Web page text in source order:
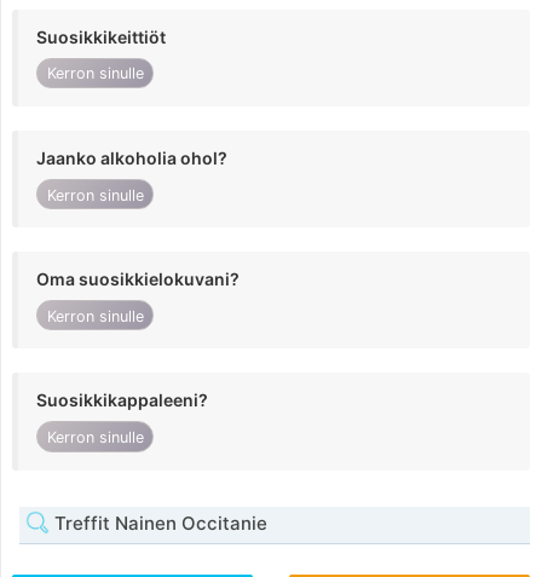
Suosikkikeittiöt
Kerron sinulle
Jaanko alkoholia ohol?
Kerron sinulle
Oma suosikkielokuvani?
Kerron sinulle
Suosikkikappaleeni?
Kerron sinulle
Treffit Nainen Occitanie